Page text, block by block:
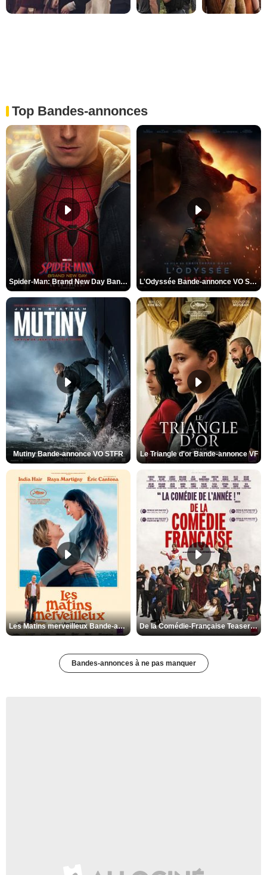
Top Bandes-annonces
Spider-Man: Brand New Day Bande-annonce VO STFR L'Odyssée Bande-annonce VO STFR
Mutiny Bande-annonce VO STFR Le Triangle d'or Bande-annonce VF
Les Matins merveilleux Bande-annonce VF De la Comédie-Française Teaser VF
Bandes-annonces à ne pas manquer